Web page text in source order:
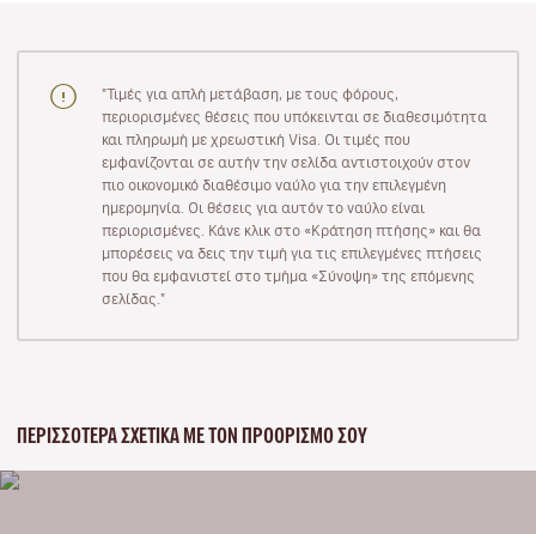
"Τιμές για απλή μετάβαση, με τους φόρους,
περιορισμένες θέσεις που υπόκεινται σε διαθεσιμότητα
και πληρωμή με χρεωστική Visa. Οι τιμές που
εμφανίζονται σε αυτήν την σελίδα αντιστοιχούν στον
πιο οικονομικό διαθέσιμο ναύλο για την επιλεγμένη
ημερομηνία. Οι θέσεις για αυτόν το ναύλο είναι
περιορισμένες. Κάνε κλικ στο «Κράτηση πτήσης» και θα
μπορέσεις να δεις την τιμή για τις επιλεγμένες πτήσεις
που θα εμφανιστεί στο τμήμα «Σύνοψη» της επόμενης
σελίδας."
ΠΕΡΙΣΣΌΤΕΡΑ ΣΧΕΤΙΚΆ ΜΕ ΤΟΝ ΠΡΟΟΡΙΣΜΌ ΣΟΥ